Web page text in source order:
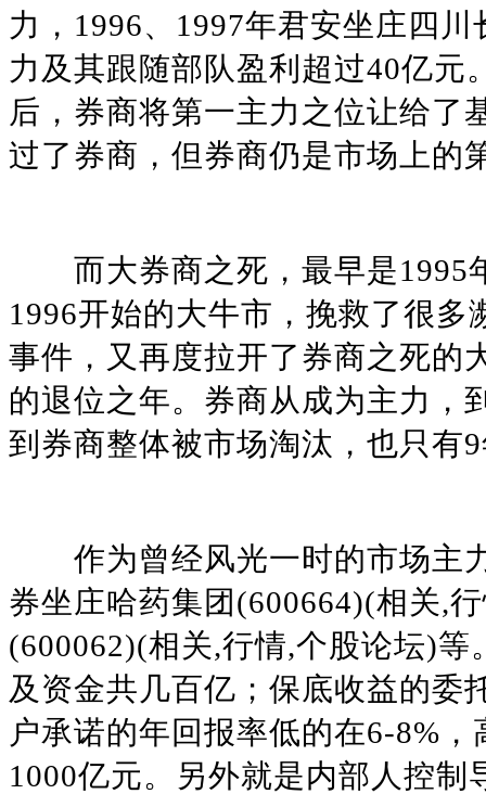
力，1996、1997年君安坐庄四
力及其跟随部队盈利超过40亿元
后，券商将第一主力之位让给了
过了券商，但券商仍是市场上的
而大券商之死，最早是1995
1996开始的大牛市，挽救了很
事件，又再度拉开了券商之死的
的退位之年。券商从成为主力，
到券商整体被市场淘汰，也只有
作为曾经风光一时的市场主
券坐庄哈药集团(600664)(相关,
(600062)(相关,行情,个股论坛)
及资金共几百亿；保底收益的委
户承诺的年回报率低的在6-8%
1000亿元。另外就是内部人控